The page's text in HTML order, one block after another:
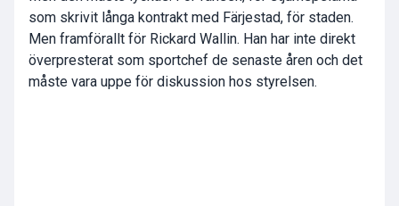
som skrivit långa kontrakt med Färjestad, för staden.
Men framförallt för Rickard Wallin. Han har inte direkt
överpresterat som sportchef de senaste åren och det
måste vara uppe för diskussion hos styrelsen.